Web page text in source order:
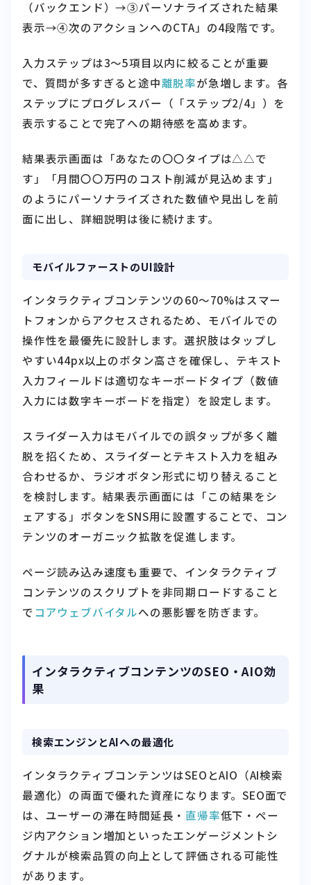
（バックエンド）→③パーソナライズされた結果
表示→④次のアクションへのCTA」の4段階です。
入力ステップは3〜5項目以内に絞ることが重要
で、質問が多すぎると途中離脱率が急増します。各
ステップにプログレスバー（「ステップ2/4」）を
表示することで完了への期待感を高めます。
結果表示画面は「あなたの〇〇タイプは△△で
す」「月間〇〇万円のコスト削減が見込めます」
のようにパーソナライズされた数値や見出しを前
面に出し、詳細説明は後に続けます。
モバイルファーストのUI設計
インタラクティブコンテンツの60〜70%はスマー
トフォンからアクセスされるため、モバイルでの
操作性を最優先に設計します。選択肢はタップし
やすい44px以上のボタン高さを確保し、テキスト
入力フィールドは適切なキーボードタイプ（数値
入力には数字キーボードを指定）を設定します。
スライダー入力はモバイルでの誤タップが多く離
脱を招くため、スライダーとテキスト入力を組み
合わせるか、ラジオボタン形式に切り替えること
を検討します。結果表示画面には「この結果をシ
ェアする」ボタンをSNS用に設置することで、コン
テンツのオーガニック拡散を促進します。
ページ読み込み速度も重要で、インタラクティブ
コンテンツのスクリプトを非同期ロードすること
で コアウェブバイタルへの悪影響を防ぎます。
インタラクティブコンテンツのSEO・AIO効
果
検索エンジンとAIへの最適化
インタラクティブコンテンツはSEOとAIO（AI検索
最適化）の両面で優れた資産になります。SEO面で
は、ユーザーの滞在時間延長・ 直帰率低下・ペー
ジ内アクション増加といったエンゲージメントシ
グナルが検索品質の向上として評価される可能性
があります。